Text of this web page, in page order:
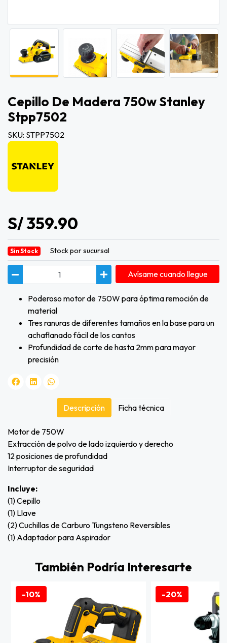
Cepillo De Madera 750w Stanley
Stpp7502
SKU: STPP7502
S/ 359.90
Sin Stock Stock por sucursal
Avísame cuando llegue
Poderoso motor de 750W para óptima remoción de
material
Tres ranuras de diferentes tamaños en la base para un
achaflanado fácil de los cantos
Profundidad de corte de hasta 2mm para mayor
precisión
Motor de 750W
Extracción de polvo de lado izquierdo y derecho
12 posiciones de profundidad
Interruptor de seguridad
Incluye:
(1) Cepillo
(1) Llave
(2) Cuchillas de Carburo Tungsteno Reversibles
(1) Adaptador para Aspirador
Descripción Ficha técnica
También Podría Interesarte
-10% -20%